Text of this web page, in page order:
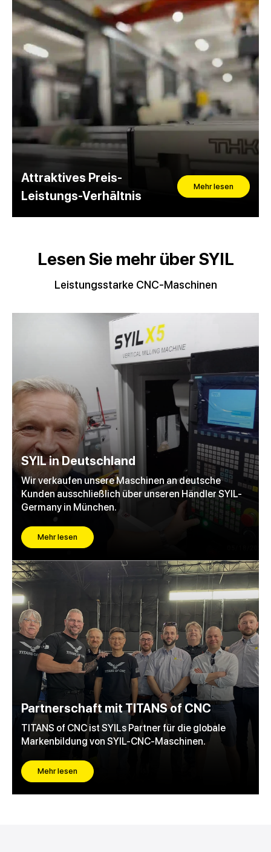
Attraktives Preis-
Leistungs-Verhältnis
Mehr lesen
Lesen Sie mehr über SYIL
Leistungsstarke CNC-Maschinen
SYIL in Deutschland
Wir verkaufen unsere Maschinen an deutsche
Kunden ausschließlich über unseren Händler SYIL-
Germany in München.
Mehr lesen
Partnerschaft mit TITANS of CNC
TITANS of CNC ist SYILs Partner für die globale
Markenbildung von SYIL-CNC-Maschinen.
Mehr lesen